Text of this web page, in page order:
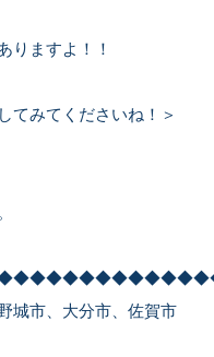
りますよ！！
てみてくださいね！＞
城市、大分市、佐賀市